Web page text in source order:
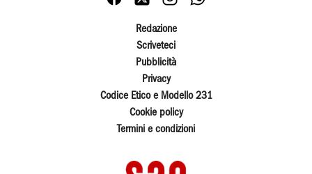
Redazione
Scriveteci
Pubblicità
Privacy
Codice Etico e Modello 231
Cookie policy
Termini e condizioni